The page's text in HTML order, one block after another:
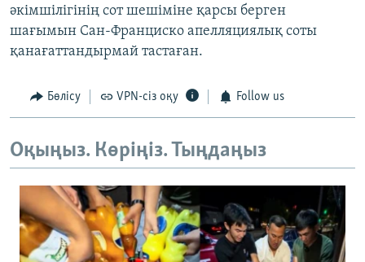
әкімшілігінің сот шешіміне қарсы берген
шағымын Сан-Франциско апелляциялық соты
қанағаттандырмай тастаған.
Бөлісу VPN-сіз оқу Follow us
Оқыңыз. Көріңіз. Тыңдаңыз